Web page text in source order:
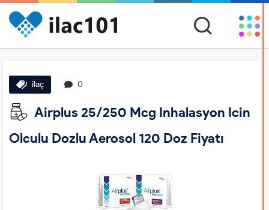
ilaç 0
Airplus 25/250 Mcg Inhalasyon Icin
Olculu Dozlu Aerosol 120 Doz Fiyatı